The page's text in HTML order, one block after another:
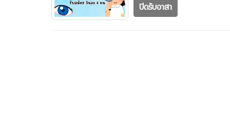
ปิดรับอาสา